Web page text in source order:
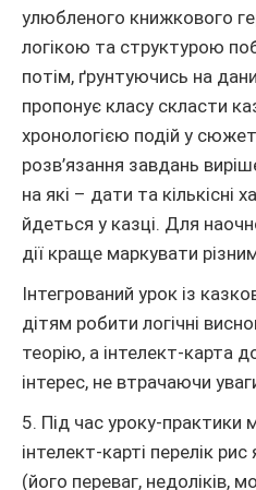
улюбленого книжкового
логікою та структурою
потім, ґрунтуючись на
пропонує класу скласти
хронологією подій у
розв’язання завдань
на які – дати та кількісні
йдеться у казці. Для
дії краще маркувати
Інтегрований урок із
дітям робити логічні
теорію, а інтелект-карта
інтерес, не втрачаючи
5. Під час уроку-практики
інтелект-карті перелік
(його переваг, недоліків,